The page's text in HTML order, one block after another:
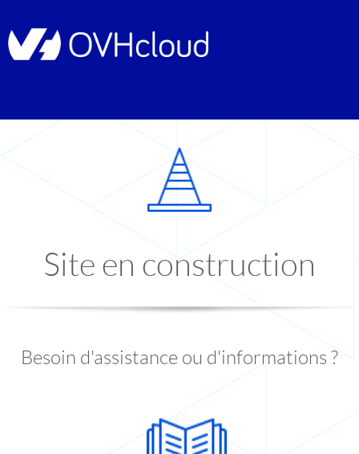
Site en construction
Besoin d'assistance ou d'informations ?